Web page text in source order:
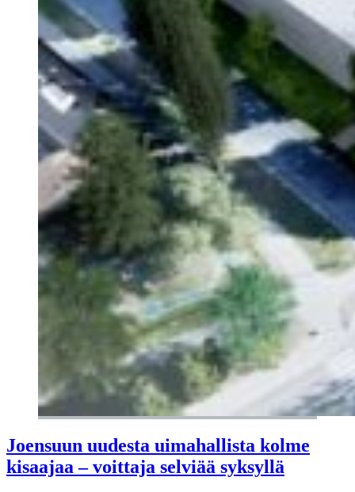
Joensuun uudesta uimahallista kolme
kisaajaa – voittaja selviää syksyllä